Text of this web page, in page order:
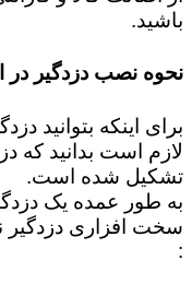
باشید.
نحوه نصب دزدگیر
برای اینکه بتوانید
لازم است بدانید که
تشکیل شده است.
به طور عمده یک
سخت افزاری
: